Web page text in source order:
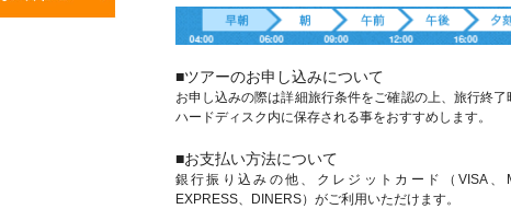
■ツアーのお申し込みについて
お申し込みの際は詳細旅行条件をご確認の上、旅行終
ハードディスク内に保存される事をおすすめします。
■お支払い方法について
銀行振り込みの他、クレジットカード（VISA、
EXPRESS、DINERS）がご利用いただけます。